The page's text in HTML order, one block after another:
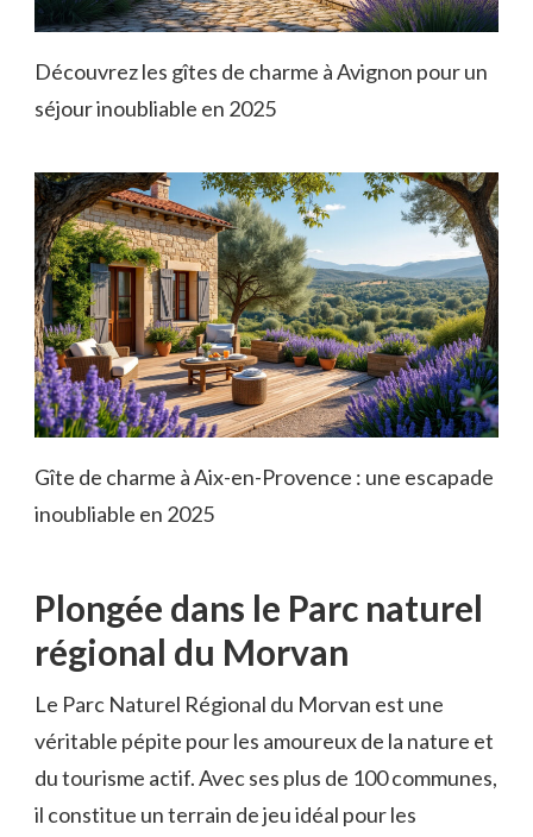
Découvrez les gîtes de charme à Avignon pour un
séjour inoubliable en 2025
Gîte de charme à Aix-en-Provence : une escapade
inoubliable en 2025
Plongée dans le Parc naturel
régional du Morvan
Le Parc Naturel Régional du Morvan est une
véritable pépite pour les amoureux de la nature et
du tourisme actif. Avec ses plus de 100 communes,
il constitue un terrain de jeu idéal pour les